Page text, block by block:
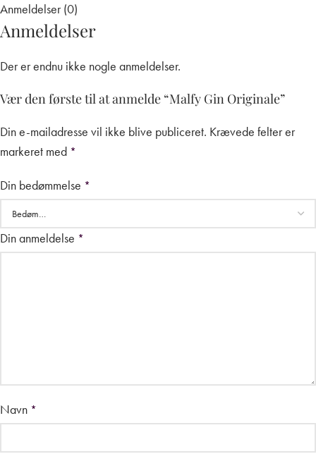
Anmeldelser (0)
Anmeldelser
Der er endnu ikke nogle anmeldelser.
Vær den første til at anmelde “Malfy Gin Originale”
Din e-mailadresse vil ikke blive publiceret. Krævede felter er
markeret med *
Din bedømmelse *
Din anmeldelse *
Navn *